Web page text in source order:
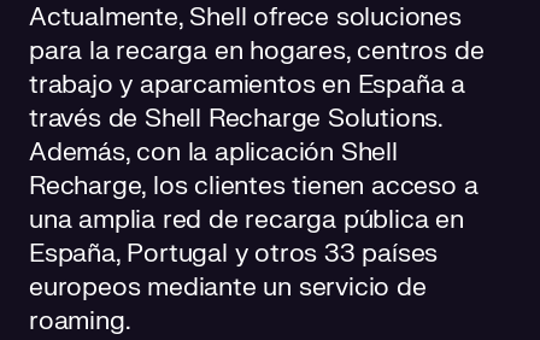
Actualmente, Shell ofrece soluciones
para la recarga en hogares, centros de
trabajo y aparcamientos en España a
través de Shell Recharge Solutions.
Además, con la aplicación Shell
Recharge, los clientes tienen acceso a
una amplia red de recarga pública en
España, Portugal y otros 33 países
europeos mediante un servicio de
roaming.